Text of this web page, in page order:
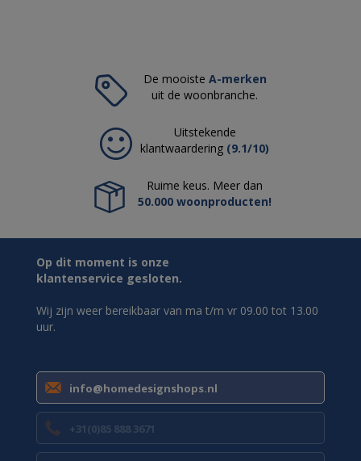
De mooiste A-merken
uit de woonbranche.
Uitstekende
klantwaardering (9.1/10)
Ruime keus. Meer dan
50.000 woonproducten!
Op dit moment is onze
klantenservice gesloten.
Wij zijn weer bereikbaar van ma t/m vr 09.00 tot 13.00
uur.
info@homedesignshops.nl
+31(0)85 888 3671